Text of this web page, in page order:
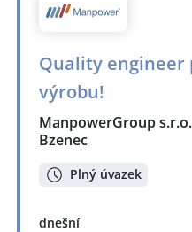
Quality engineer
výrobu!
ManpowerGroup s.r.o.
Bzenec
Plný úvazek
dnešní